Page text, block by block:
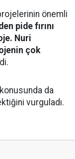
önemli
pide fırını
Nuri
çok
da
vurguladı.